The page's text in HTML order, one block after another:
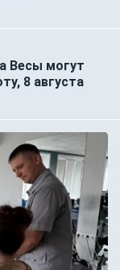
Весы могут
8 августа